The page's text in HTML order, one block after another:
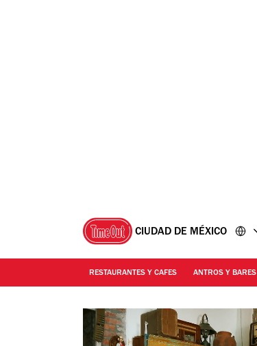
CIUDAD DE MÉXICO
RESTAURANTES Y CAFES ANTROS Y BARES